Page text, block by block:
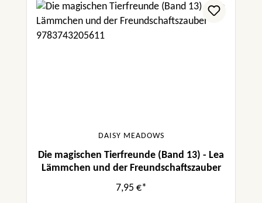
DAISY MEADOWS
Die magischen Tierfreunde (Band 13) - Lea
Lämmchen und der Freundschaftszauber
7,95 €*